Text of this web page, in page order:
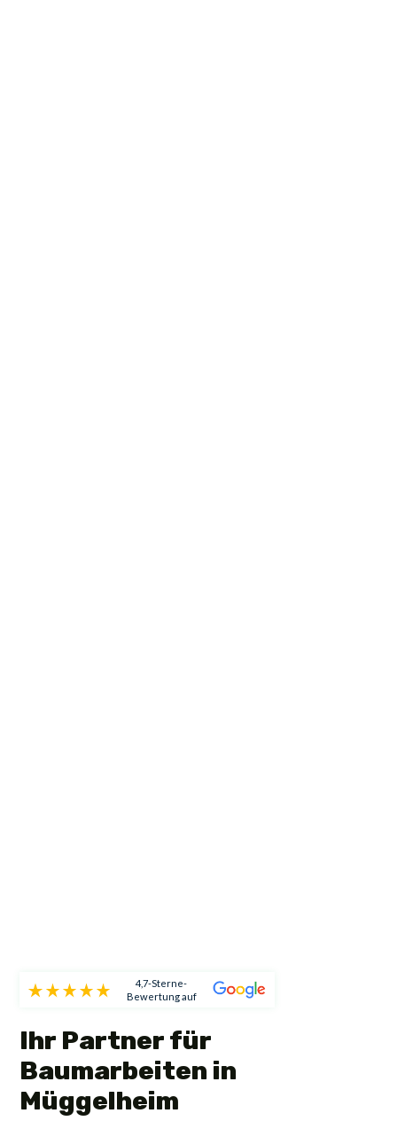
4,7-Sterne-
Bewertung auf
Ihr Partner für
Baumarbeiten in
Müggelheim